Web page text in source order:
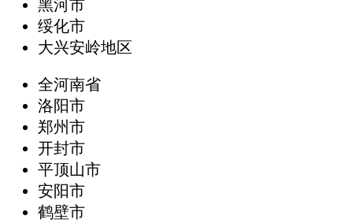
黑河市
绥化市
大兴安岭地区
全河南省
洛阳市
郑州市
开封市
平顶山市
安阳市
鹤壁市